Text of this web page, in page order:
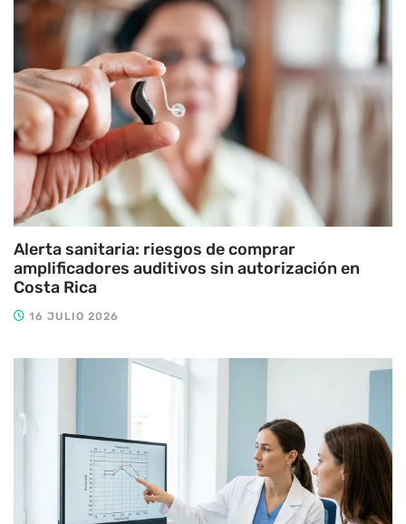
Alerta sanitaria: riesgos de comprar
amplificadores auditivos sin autorización en
Costa Rica
16 JULIO 2026